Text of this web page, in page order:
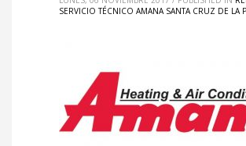
SERVICIO TÉCNICO AMANA SANTA CRUZ DE LA